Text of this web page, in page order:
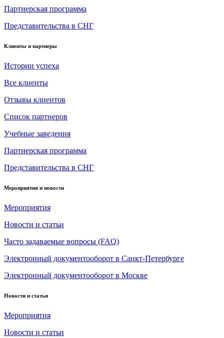
Партнерская программа
Представительства в СНГ
Клиенты и партнеры
Истории успеха
Все клиенты
Отзывы клиентов
Список партнеров
Учебные заведения
Партнерская программа
Представительства в СНГ
Мероприятия и новости
Мероприятия
Новости и статьи
Часто задаваемые вопросы (FAQ)
Электронный документооборот в Санкт-Петербурге
Электронный документооборот в Москве
Новости и статьи
Мероприятия
Новости и статьи